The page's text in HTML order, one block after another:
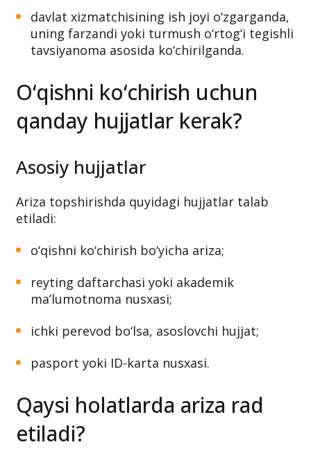
davlat xizmatchisining ish joyi o‘zgarganda,
uning farzandi yoki turmush o‘rtog‘i tegishli
tavsiyanoma asosida ko‘chirilganda.
O‘qishni ko‘chirish uchun
qanday hujjatlar kerak?
Asosiy hujjatlar
Ariza topshirishda quyidagi hujjatlar talab
etiladi:
o‘qishni ko‘chirish bo‘yicha ariza;
reyting daftarchasi yoki akademik
ma’lumotnoma nusxasi;
ichki perevod bo‘lsa, asoslovchi hujjat;
pasport yoki ID-karta nusxasi.
Qaysi holatlarda ariza rad
etiladi?